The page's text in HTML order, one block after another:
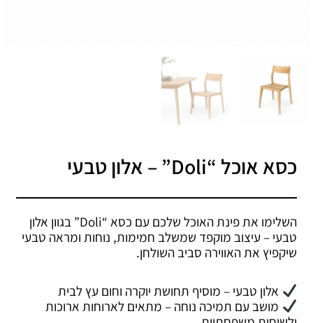
כסא אוכל “Doli” – אלון טבעי
השלימו את פינת האוכל שלכם עם כסא “Doli” בגוון אלון
טבעי – עיצוב מוקפד שמשלב חמימות, נוחות ומראה טבעי
שיקפיץ את האווירה סביב השולחן.
אלון טבעי – מוסיף תחושת יוקרה וחום עץ לבית
מושב עם תמיכה נוחה – מתאים לארוחות ארוכות